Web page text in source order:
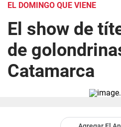
EL DOMINGO QUE VIENE
El show de
de
Catamarca